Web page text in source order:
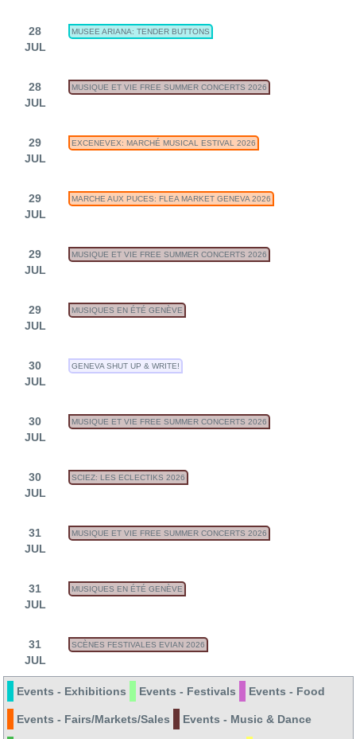
28
JUL
MUSEE ARIANA: TENDER BUTTONS
28
JUL
MUSIQUE ET VIE FREE SUMMER CONCERTS 2026
29
JUL
EXCENEVEX: MARCHÉ MUSICAL ESTIVAL 2026
29
JUL
MARCHE AUX PUCES: FLEA MARKET GENEVA 2026
29
JUL
MUSIQUE ET VIE FREE SUMMER CONCERTS 2026
29
JUL
MUSIQUES EN ÉTÉ GENÈVE
30
JUL
GENEVA SHUT UP & WRITE!
30
JUL
MUSIQUE ET VIE FREE SUMMER CONCERTS 2026
30
JUL
SCIEZ: LES ECLECTIKS 2026
31
JUL
MUSIQUE ET VIE FREE SUMMER CONCERTS 2026
31
JUL
MUSIQUES EN ÉTÉ GENÈVE
31
JUL
SCÈNES FESTIVALES EVIAN 2026
Events - Exhibitions Events - Festivals Events - Food
Events - Fairs/Markets/Sales Events - Music & Dance